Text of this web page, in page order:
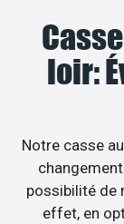
loir:
Notre casse
possibilité de
effet, en